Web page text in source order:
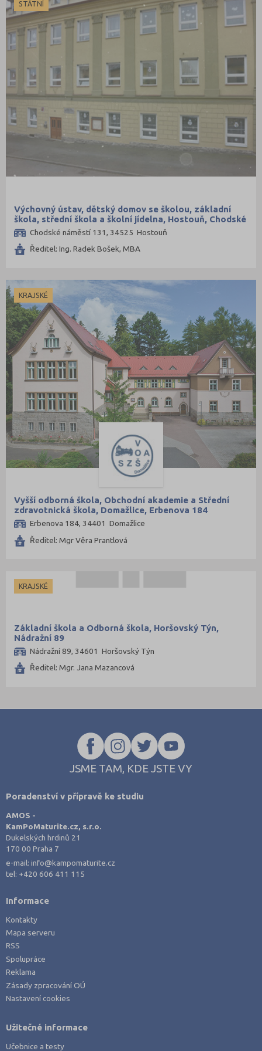
Šumperk (16)
Tábor (15)
Tachov (6)
Trutnov (16)
Třebíč (11)
Uherské Hradiště (19)
Ústí nad Labem (11)
Zlín (22)
Znojmo (11)
Žďár nad Sázavou (18)
STÁTNÍ
Výchovný ústav, dětský domov se školou, základní
škola, střední škola a školní jídelna, Hostouň, Chodské
náměstí 131
Chodské náměstí 131, 34525 Hostouň
Ředitel: Ing. Radek Bošek, MBA
KRAJSKÉ
Vyšší odborná škola, Obchodní akademie a Střední
zdravotnická škola, Domažlice, Erbenova 184
Erbenova 184, 34401 Domažlice
Ředitel: Mgr Věra Prantlová
KRAJSKÉ
Základní škola a Odborná škola, Horšovský Týn,
Nádražní 89
Nádražní 89, 34601 Horšovský Týn
Ředitel: Mgr. Jana Mazancová
JSME TAM, KDE JSTE VY
Poradenství v přípravě ke studiu
AMOS -
KamPoMaturite.cz, s.r.o.
Dukelských hrdinů 21
170 00 Praha 7
e-mail:info@kampomaturite.cz
tel: +420 606 411 115
Informace
Kontakty
Mapa serveru
RSS
Spolupráce
Reklama
Zásady zpracování OÚ
Nastavení cookies
Užitečné informace
Učebnice a testy